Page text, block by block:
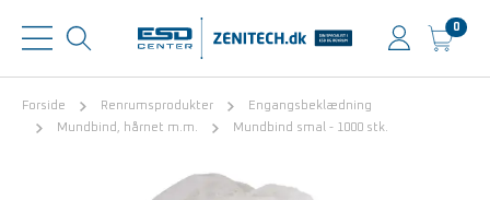
0
Forside Renrumsprodukter
Engangsbeklædning
Mundbind, hårnet m.m.
Mundbind smal - 1000 stk.